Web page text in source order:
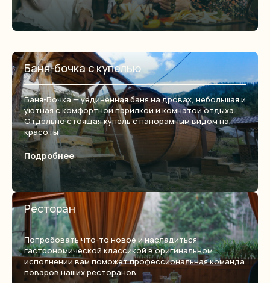
Баня-бочка с купелью
Баня-Бочка — уединённая баня на дровах, небольшая и
уютная с комфортной парилкой и комнатой отдыха.
Отдельно стоящая купель с панорамным видом на
красоты
Подробнее
Ресторан
Попробовать что-то новое и насладиться
гастрономической классикой в оригинальном
исполнении вам поможет профессиональная команда
поваров наших ресторанов.